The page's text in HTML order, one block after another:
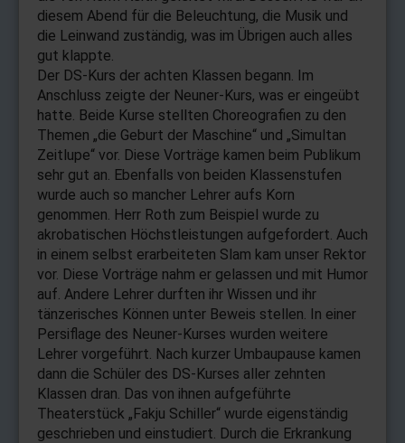
diesem Abend für die Beleuchtung, die Musik und
die Leinwand zuständig, was im Übrigen auch alles
gut klappte.
Der DS-Kurs der achten Klassen begann. Im
Anschluss zeigte der Neuner-Kurs, was er eingeübt
hatte. Beide Kurse stellten Choreografien zu den
Themen „die Geburt der Maschine“ und „Simultan
Zeitlupe“ vor. Diese Vorträge kamen beim Publikum
sehr gut an. Ebenfalls von beiden Klassenstufen
wurde auch so mancher Lehrer aufs Korn
genommen. Herr Roth zum Beispiel wurde zu
akrobatischen Höchstleistungen aufgefordert. Auch
in einem selbst erarbeiteten Slam kam unser Rektor
vor. Diese Vorträge nahm er gelassen und mit Humor
auf. Andere Lehrer durften ihr Wissen und ihr
tänzerisches Können unter Beweis stellen. In einer
Persiflage des Neuner-Kurses wurden weitere
Lehrer vorgeführt. Nach kurzer Umbaupause kamen
dann die Schüler des DS-Kurses aller zehnten
Klassen dran. Das von ihnen aufgeführte
Theaterstück „Fakju Schiller“ wurde eigenständig
geschrieben und einstudiert. Durch die Erkrankung